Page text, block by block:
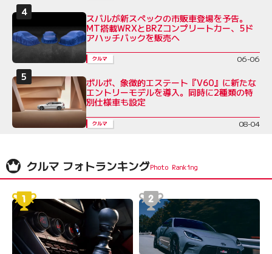
スバルが新スペックの市販車登場を予告。
MT搭載WRXとBRZコンプリートカー、5ド
アハッチバックを販売へ
クルマ 06-06
ボルボ、象徴的エステート『V60』に新たな
エントリーモデルを導入。同時に2種類の特
別仕様車も設定
クルマ 08-04
クルマ フォトランキング